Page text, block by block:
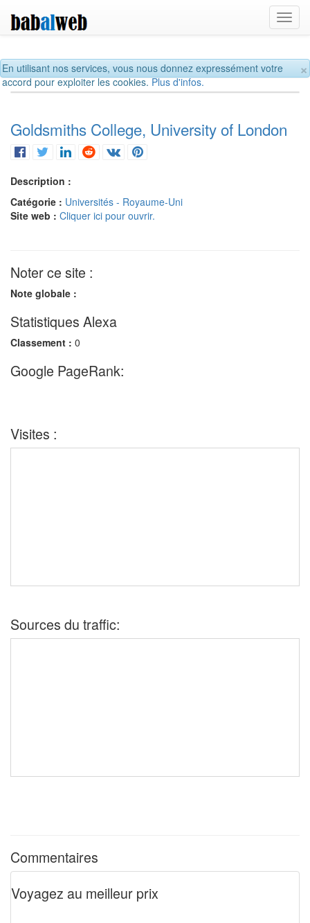
×
En utilisant nos services, vous nous donnez expressément votre
accord pour exploiter les cookies.Plus d'infos.
Goldsmiths College, University of London
Description :
Catégorie : Universités - Royaume-Uni
Site web : Cliquer ici pour ouvrir.
Noter ce site :
Note globale :
Statistiques Alexa
Classement : 0
Google PageRank:
Visites :
Sources du traffic:
Commentaires
Voyagez au meilleur prix